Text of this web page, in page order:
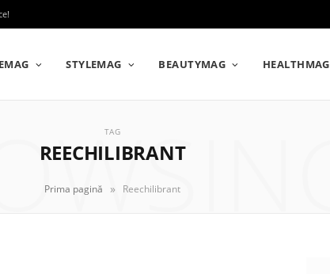
STYLEMAG BEAUTYMAG HEALTHMAG
TAG
REECHILIBRANT
Prima pagină » Reechilibrant